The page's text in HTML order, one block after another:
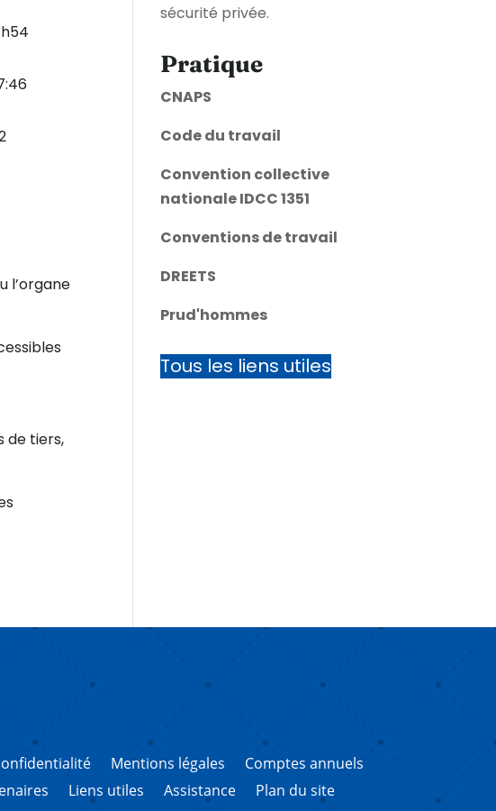
l’organe
de tiers,
sécurité privée.
Pratique
CNAPS
Code du travail
Convention collective
nationale IDCC 1351
Conventions de travail
DREETS
Prud'hommes
Tous les liens utiles
Mentions légales
Comptes annuels
Liens utiles Assistance Plan du site